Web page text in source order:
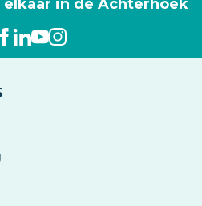
in de Achterhoek